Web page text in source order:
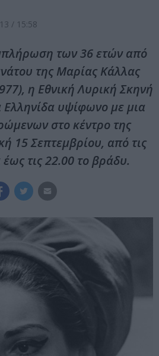
/ 15:58
των 36 ετών από
της Μαρίας Κάλλας
η Εθνική Λυρική Σκηνή
Ελληνίδα υψίφωνο με μια
στο κέντρο της
15 Σεπτεμβρίου, από τις
τις 22.00 το βράδυ.